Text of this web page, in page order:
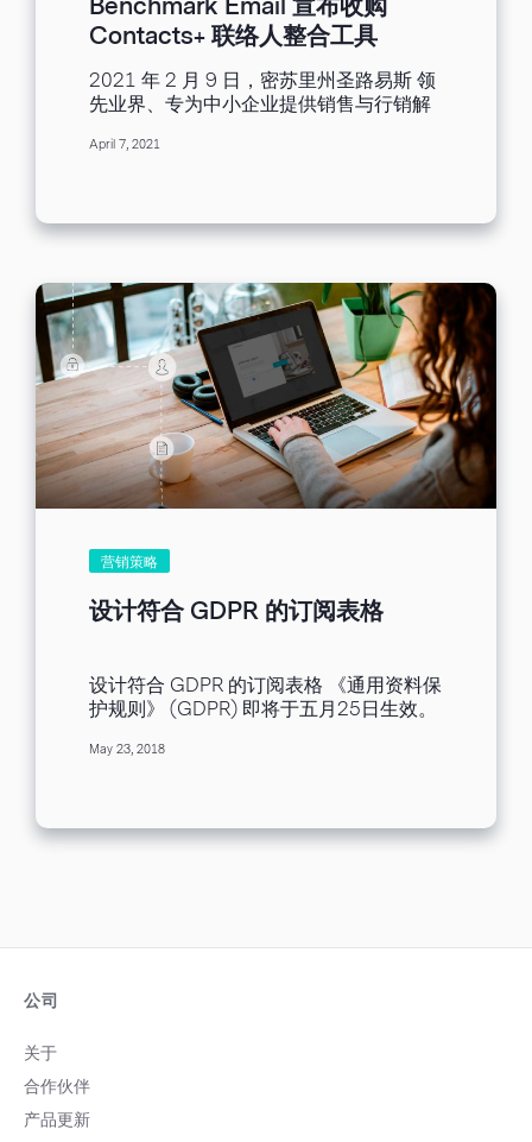
段、图片、弹出位置摆放等。 内嵌式订阅
表格：固定在网页尾页及侧边栏的内嵌式
订阅表格，只支持姓名、邮箱地址两栏文
字字段。 内嵌式订阅表格（进阶）：固定
在网页尾页及侧边栏的内嵌式订阅表格，
进阶版支持设计和自定义内容，包括添加
Unbounce、Twitter。 建立订阅表格的步
站时，该订阅表格会跳出并覆盖在网页页
面最上方。 您可以提前建立好名单群组，
当用户从网站填写订阅表格即会直接进入
该联络人名单。 案例图： 接下来将详细介
绍建立弹出式订阅表格的步骤： 一、表格
外观设置...
Benchmark Email 宣布收购
Contacts+ 联络人整合工具
2021 年 2 月 9 日，密苏里州圣路易斯 领
先业界、专为中小企业提供销售与行销解
Email 宣布收购 FullContact 的子公司
合于邮件营销系统、客户关系管理系统
April 7, 2021
营销策略
设计符合 GDPR 的订阅表格
设计符合 GDPR 的订阅表格 《通用资料保
护规则》 (GDPR) 即将于五月25日生效。
略，遵守这份新的规范。透过 Benchmark
格。 您可以选择 Benchmark 的一般式或
href=“https://www.website.com“><u>隐
May 23, 2018
公司
关于
合作伙伴
产品更新